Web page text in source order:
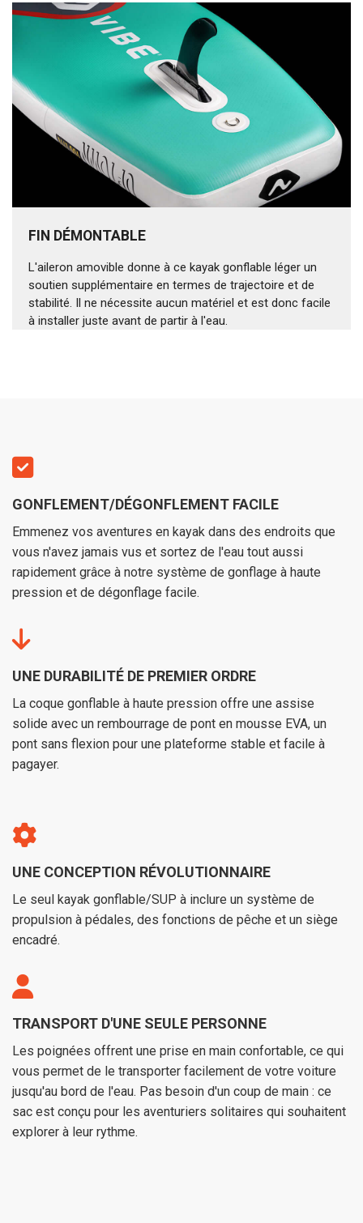
FIN DÉMONTABLE
L'aileron amovible donne à ce kayak gonflable léger un
soutien supplémentaire en termes de trajectoire et de
stabilité. Il ne nécessite aucun matériel et est donc facile
à installer juste avant de partir à l'eau.
GONFLEMENT/DÉGONFLEMENT FACILE
Emmenez vos aventures en kayak dans des endroits que
vous n'avez jamais vus et sortez de l'eau tout aussi
rapidement grâce à notre système de gonflage à haute
pression et de dégonflage facile.
UNE DURABILITÉ DE PREMIER ORDRE
La coque gonflable à haute pression offre une assise
solide avec un rembourrage de pont en mousse EVA, un
pont sans flexion pour une plateforme stable et facile à
pagayer.
UNE CONCEPTION RÉVOLUTIONNAIRE
Le seul kayak gonflable/SUP à inclure un système de
propulsion à pédales, des fonctions de pêche et un siège
encadré.
TRANSPORT D'UNE SEULE PERSONNE
Les poignées offrent une prise en main confortable, ce qui
vous permet de le transporter facilement de votre voiture
jusqu'au bord de l'eau. Pas besoin d'un coup de main : ce
sac est conçu pour les aventuriers solitaires qui souhaitent
explorer à leur rythme.